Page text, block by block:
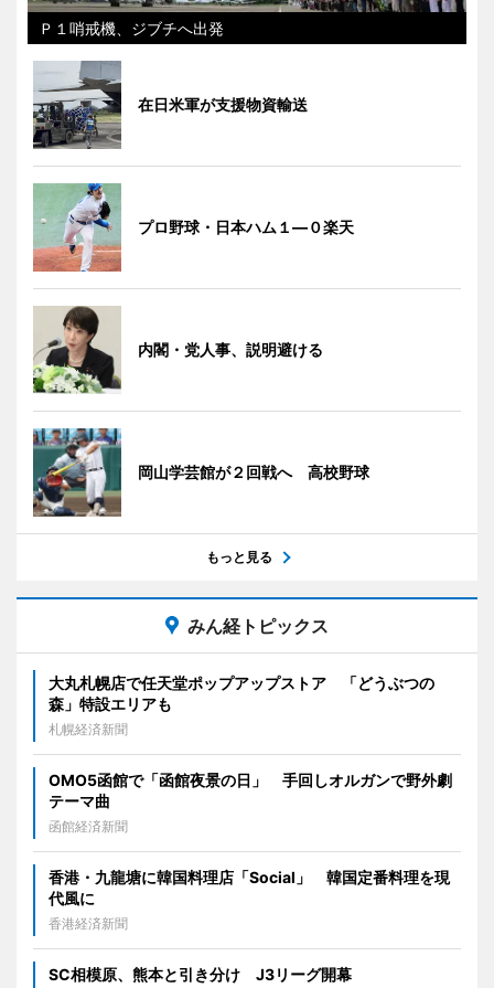
Ｐ１哨戒機、ジブチへ出発
在日米軍が支援物資輸送
プロ野球・日本ハム１―０楽天
内閣・党人事、説明避ける
岡山学芸館が２回戦へ 高校野球
もっと見る
みん経トピックス
大丸札幌店で任天堂ポップアップストア 「どうぶつの
森」特設エリアも
札幌経済新聞
OMO5函館で「函館夜景の日」 手回しオルガンで野外劇
テーマ曲
函館経済新聞
香港・九龍塘に韓国料理店「Social」 韓国定番料理を現
代風に
香港経済新聞
SC相模原、熊本と引き分け J3リーグ開幕